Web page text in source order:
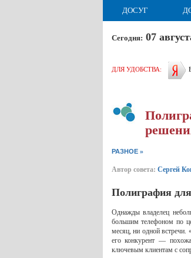
ДОСУГ
Сегодня: 07
ДЛЯ УДОБСТВА:
РАЗНОЕ»
Автор совета: Сергей
Полиграфия
Однажды владелец
большим телефоном по
месяц, ни одной
его конкурент —
ключевым клиентам с